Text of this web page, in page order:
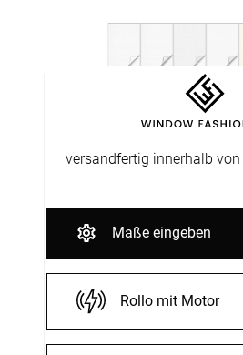
versandfertig innerhalb
Maße eingeben
Rollo mit Motor